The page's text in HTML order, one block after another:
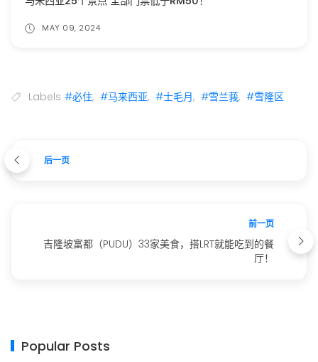
MAY 09, 2024
Labels #必住, #马来西亚, #士毛月, #雪兰莪, #雪隆区
后一页
前一页
吉隆坡富都（PUDU）33家美食，搭LRT就能吃到的餐
厅！
Popular Posts